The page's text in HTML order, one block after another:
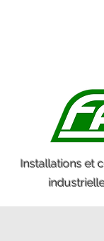
Installations et